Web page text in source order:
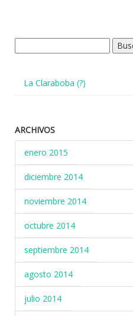
La Claraboba (?)
ARCHIVOS
enero 2015
diciembre 2014
noviembre 2014
octubre 2014
septiembre 2014
agosto 2014
julio 2014